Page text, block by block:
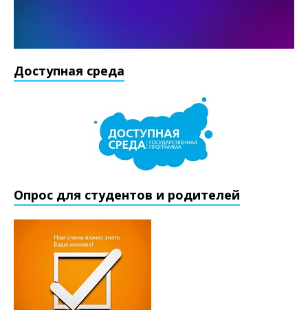
Доступная среда
Опрос для студентов и родителей